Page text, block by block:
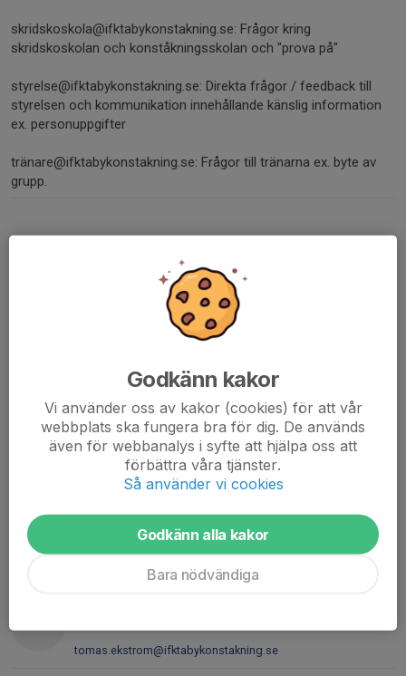
skridskoskola@ifktabykonstakning.se: Frågor kring
skridskoskolan och konståkningsskolan och "prova på"
styrelse@ifktabykonstakning.se: Direkta frågor / feedback till
styrelsen och kommunikation innehållande känslig information
ex. personuppgifter
tränare@ifktabykonstakning.se: Frågor till tränarna ex. byte av
grupp.
802442-7869
BANKGIRO
123 668 7453
tomas.ekstrom@ifktabykonstakning.se
Godkänn kakor
Vi använder oss av kakor (cookies) för att vår
webbplats ska fungera bra för dig. De används
även för webbanalys i syfte att hjälpa oss att
förbättra våra tjänster.
Så använder vi cookies
Godkänn alla kakor
Bara nödvändiga